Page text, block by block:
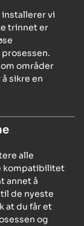
vi
trinnet er
områder
sikre en
alle
kompatibilitet
annet å
de nyeste
at du får et
og